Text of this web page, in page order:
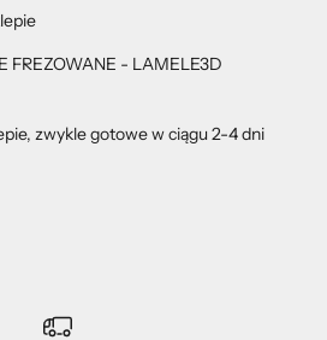
FREZOWANE - LAMELE3D
zwykle gotowe w ciągu 2-4 dni